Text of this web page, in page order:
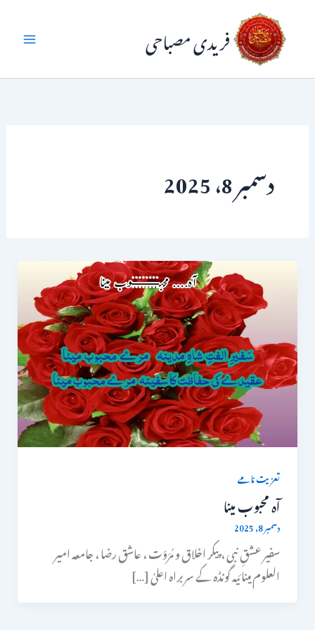
فریدی مصباحی
دسمبر 8، 2025
تعزیت نامے
آہ محبوب مینا
دسمبر 8, 2025
سفیر عشقِ نبی ، پیکر اخلاق و مُرَوّت ، عاشق رضا ، جامعہ امیر
العلوم مینائیہ گونڈہ کے سربراہ اعلیٰ […]